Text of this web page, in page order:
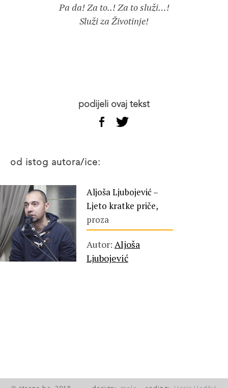
Pa da! Za to..! Za to služi…!
Služi za Životinje!
podijeli ovaj tekst
od istog autora/ice:
Aljoša Ljubojević –
Ljeto kratke priče,
proza
Autor: Aljoša
Ljubojević